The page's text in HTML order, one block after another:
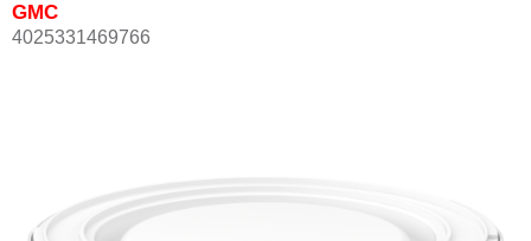
GMC
4025331469766